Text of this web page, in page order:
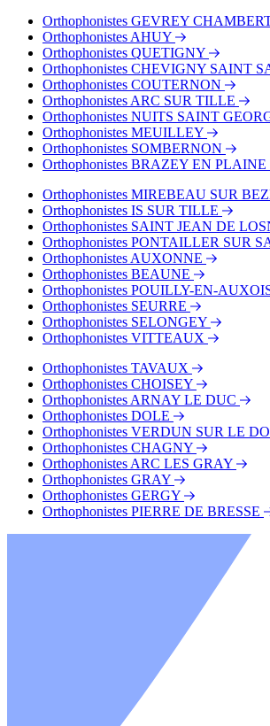
Orthophonistes GEVREY
Orthophonistes AHUY
Orthophonistes QUETIGNY
Orthophonistes CHEVIGNY SAINT
Orthophonistes COUTERNON
Orthophonistes ARC SUR TILLE
Orthophonistes NUITS SAINT
Orthophonistes MEUILLEY
Orthophonistes SOMBERNON
Orthophonistes BRAZEY EN PLAINE
Orthophonistes MIREBEAU SUR
Orthophonistes IS SUR TILLE
Orthophonistes SAINT JEAN DE
Orthophonistes PONTAILLER SUR
Orthophonistes AUXONNE
Orthophonistes BEAUNE
Orthophonistes POUILLY-EN-
Orthophonistes SEURRE
Orthophonistes SELONGEY
Orthophonistes VITTEAUX
Orthophonistes TAVAUX
Orthophonistes CHOISEY
Orthophonistes ARNAY LE DUC
Orthophonistes DOLE
Orthophonistes VERDUN SUR LE
Orthophonistes CHAGNY
Orthophonistes ARC LES GRAY
Orthophonistes GRAY
Orthophonistes GERGY
Orthophonistes PIERRE DE BRESSE